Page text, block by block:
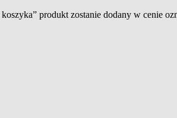
produkt zostanie dodany w cenie